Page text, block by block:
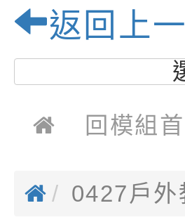
桃
學-
返回上
回模組
0427戶外